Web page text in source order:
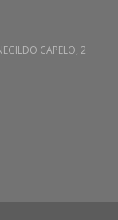
CAPELO, 2